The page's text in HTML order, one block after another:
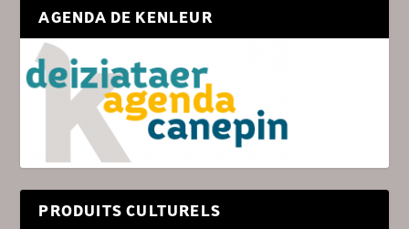
AGENDA DE KENLEUR
PRODUITS CULTURELS